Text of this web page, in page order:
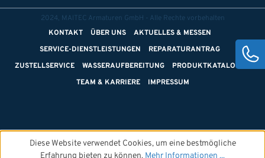
2024, MAITEC Armaturen GmbH - Alle Rechte vorbehalten
KONTAKT
ÜBER UNS
AKTUELLES & MESSEN
SERVICE-DIENSTLEISTUNGEN
REPARATURANTRAG
ZUSTELLSERVICE
WASSERAUFBEREITUNG
PRODUKTKATALOGE
TEAM & KARRIERE
IMPRESSUM
Diese Website verwendet Cookies, um eine bestmögliche
Erfahrung bieten zu können. Mehr Informationen ...